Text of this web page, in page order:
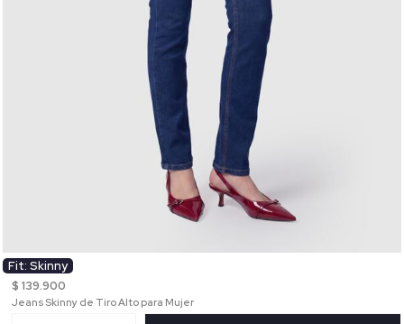
Fit: Skinny
$ 139.900
Jeans Skinny de Tiro Alto para Mujer